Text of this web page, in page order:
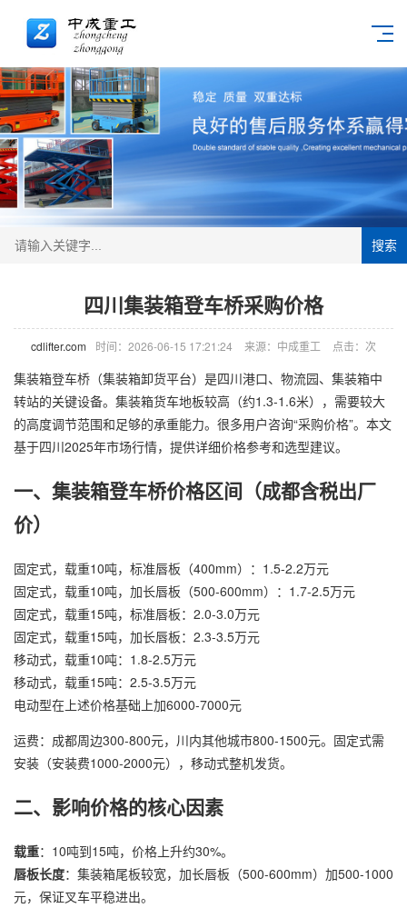
搜索
四川集装箱登车桥采购价格
cdlifter.com 时间：2026-06-15 17:21:24 来源：中成重工 点击： 次
集装箱登车桥 （集装箱卸货平台）是四川港口、物流园、集装箱中
转站的关键设备。集装箱货车地板较高（约1.3-1.6米），需要较大
的高度调节范围和足够的承重能力。很多用户咨询“采购价格”。本文
基于四川2025年市场行情，提供详细价格参考和选型建议。
一、集装箱登车桥价格区间（成都含税出厂
价）
固定式，载重10吨，标准唇板（400mm）：1.5-2.2万元
固定式，载重10吨，加长唇板（500-600mm）：1.7-2.5万元
固定式，载重15吨，标准唇板：2.0-3.0万元
固定式，载重15吨，加长唇板：2.3-3.5万元
移动式，载重10吨：1.8-2.5万元
移动式，载重15吨：2.5-3.5万元
电动型在上述价格基础上加6000-7000元
运费：成都周边300-800元，川内其他城市800-1500元。固定式需
安装（安装费1000-2000元），移动式整机发货。
二、影响价格的核心因素
载重：10吨到15吨，价格上升约30%。
唇板长度：集装箱尾板较宽，加长唇板（500-600mm）加500-1000
元，保证叉车平稳进出。